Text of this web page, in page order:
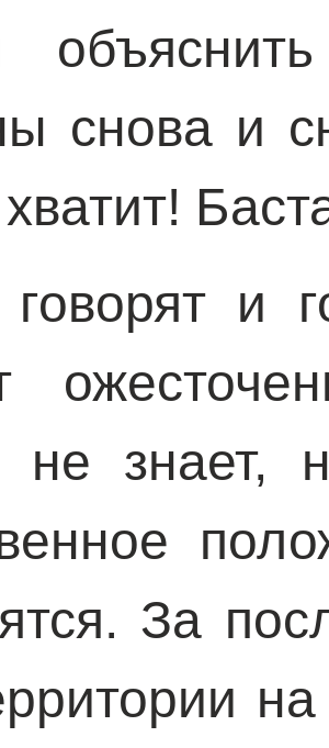
снова и
и
не знает,
За